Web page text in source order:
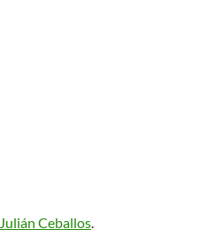
Julián Ceballos.